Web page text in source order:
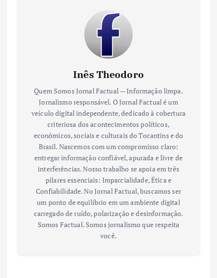
Inês Theodoro
Quem Somos Jornal Factual — Informação limpa.
Jornalismo responsável. O Jornal Factual é um
veículo digital independente, dedicado à cobertura
criteriosa dos acontecimentos políticos,
econômicos, sociais e culturais do Tocantins e do
Brasil. Nascemos com um compromisso claro:
entregar informação confiável, apurada e livre de
interferências. Nosso trabalho se apoia em três
pilares essenciais: Imparcialidade, Ética e
Confiabilidade. No Jornal Factual, buscamos ser
um ponto de equilíbrio em um ambiente digital
carregado de ruído, polarização e desinformação.
Somos Factual. Somos jornalismo que respeita
você.